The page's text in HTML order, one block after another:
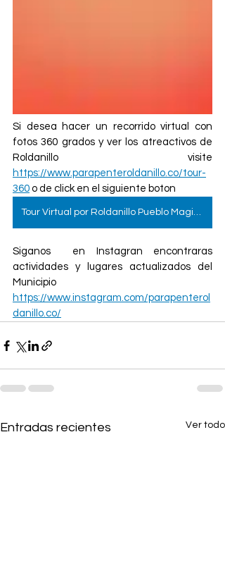
Si desea hacer un recorrido virtual con
fotos 360 grados y ver los atreactivos de
https://www.parapenteroldanillo.co/tour-
360 o de click en el siguiente boton
Tour Virtual por Roldanillo Pueblo Magico
Siganos  en Instagran encontraras
actividades y lugares actualizados del
Municipio
https://www.instagram.com/parapenterol
danillo.co/
Entradas recientes Ver todo